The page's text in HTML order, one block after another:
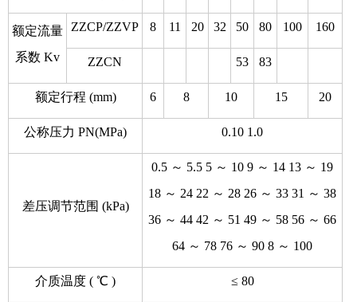
额定流量
系数 Kv
ZZCP/ZZVP 8 11 20 32 50 80 100 160
ZZCN 53 83
额定行程 (mm) 6 8 10 15 20
公称压力 PN(MPa) 0.10 1.0
差压调节范围 (kPa)
0.5 ～ 5.5 5 ～ 10 9 ～ 14 13 ～ 19
18 ～ 24 22 ～ 28 26 ～ 33 31 ～ 38
36 ～ 44 42 ～ 51 49 ～ 58 56 ～ 66
64 ～ 78 76 ～ 90 8 ～ 100
介质温度 ( ℃ ) ≤ 80